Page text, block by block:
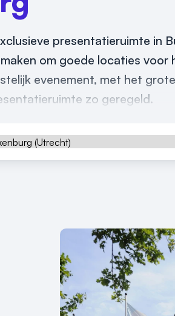
presentatieruimte in
om goede locaties
evenement, met het
zo geregeld.